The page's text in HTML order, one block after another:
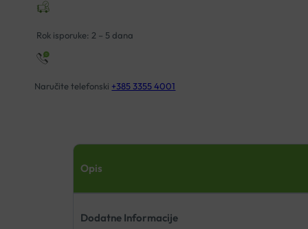
količina
Rok isporuke: 2 – 5 dana
Naručite telefonski +385 3355 4001
Opis
Dodatne Informacije